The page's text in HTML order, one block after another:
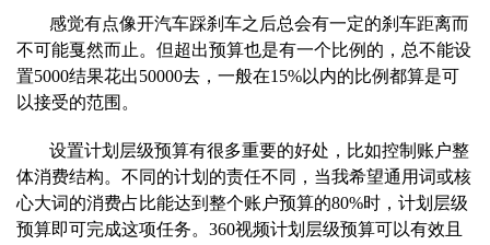
感觉有点像开汽车踩刹车之后总会有一定的刹车距离而
不可能戛然而止。但超出预算也是有一个比例的，总不能设
置5000结果花出50000去，一般在15%以内的比例都算是可
以接受的范围。
设置计划层级预算有很多重要的好处，比如控制账户整
体消费结构。不同的计划的责任不同，当我希望通用词或核
心大词的消费占比能达到整个账户预算的80%时，计划层级
预算即可完成这项任务。360视频计划层级预算可以有效且